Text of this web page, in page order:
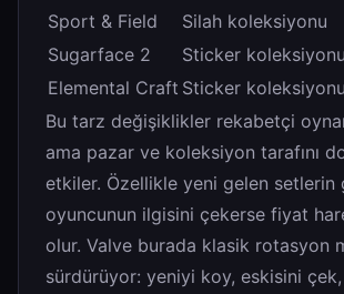
Sport & Field
Silah koleksiyonu
Sugarface 2
Sticker koleksiyonu
Elemental Craft Sticker koleksiyonu
Bu tarz değişiklikler rekabetçi
ama pazar ve koleksiyon tarafını
etkiler. Özellikle yeni gelen setlerin
oyuncunun ilgisini çekerse fiyat
olur. Valve burada klasik rotasyon
sürdürüyor: yeniyi koy, eskisini